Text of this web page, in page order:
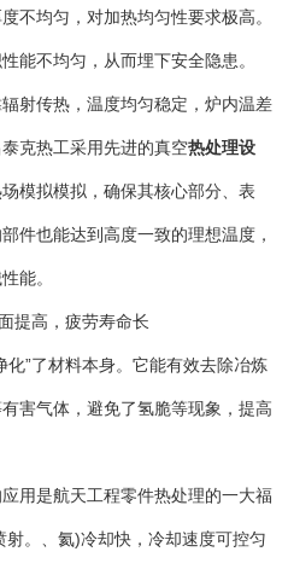
不均匀，对加热均匀性要求极高。
能不均匀，从而埋下安全隐患。
射传热，温度均匀稳定，炉内温差
克热工采用先进的真空热处理设
模拟模拟，确保其核心部分、表
件也能达到高度一致的理想温度，
能。
提高，疲劳寿命长
”了材料本身。它能有效去除冶炼
害气体，避免了氢脆等现象，提高
用是航天工程零件热处理的一大福
。、氦)冷却快，冷却速度可控匀